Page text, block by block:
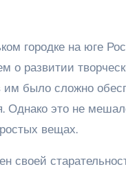
городке на юге
о развитии
им было сложно
Однако это не
вещах.
своей